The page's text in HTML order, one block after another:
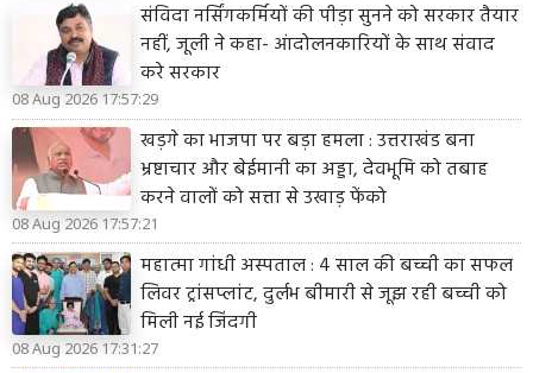
संविदा नर्सिंगकर्मियों की पीड़ा सुनने को सरकार तैयार
नहीं, जूली ने कहा- आंदोलनकारियों के साथ संवाद
करे सरकार
08 Aug 2026 17:57:29
खड़गे का भाजपा पर बड़ा हमला : उत्तराखंड बना
भ्रष्टाचार और बेईमानी का अड्डा, देवभूमि को तबाह
करने वालों को सत्ता से उखाड़ फेंको
08 Aug 2026 17:57:21
महात्मा गांधी अस्पताल : 4 साल की बच्ची का सफल
लिवर ट्रांसप्लांट, दुर्लभ बीमारी से जूझ रही बच्ची को
मिली नई जिंदगी
08 Aug 2026 17:31:27